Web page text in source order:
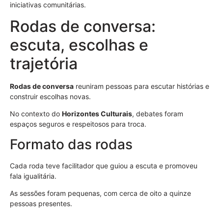
iniciativas comunitárias.
Rodas de conversa:
escuta, escolhas e
trajetória
Rodas de conversa reuniram pessoas para escutar histórias e
construir escolhas novas.
No contexto do Horizontes Culturais, debates foram
espaços seguros e respeitosos para troca.
Formato das rodas
Cada roda teve facilitador que guiou a escuta e promoveu
fala igualitária.
As sessões foram pequenas, com cerca de oito a quinze
pessoas presentes.